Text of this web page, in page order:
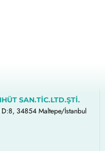
SAN.TİC.LTD.ŞTİ.
D:8, 34854 Maltepe/İstanbul